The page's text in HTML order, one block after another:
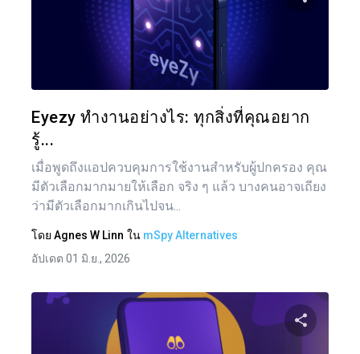
Eyezy ทำงานอย่างไร: ทุกสิ่งที่คุณอยาก
รู้...
เมื่อพูดถึงแอปควบคุมการใช้งานสำหรับผู้ปกครอง คุณ
มีตัวเลือกมากมายให้เลือก จริง ๆ แล้ว บางคนอาจเถียง
ว่ามีตัวเลือกมากเกินไปจน...
โดย Agnes W Linn ใน mSpy Alternatives
อัปเดต 01 มิ.ย., 2026
แน